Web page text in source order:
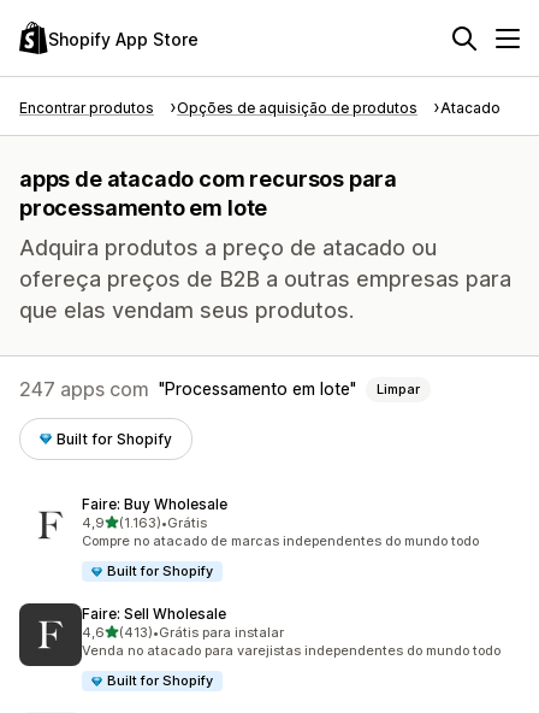
Shopify App Store
Encontrar produtos Opções de aquisição de produtos Atacado
apps de atacado com recursos para
processamento em lote
Adquira produtos a preço de atacado ou
ofereça preços de B2B a outras empresas para
que elas vendam seus produtos.
247 apps com Processamento em lote Limpar
Built for Shopify
Faire: Buy Wholesale
4,9de 5 estrelas
(1.163)
1163 avaliações ao todo
•Grátis
Compre no atacado de marcas independentes do mundo todo
Built for Shopify
Faire: Sell Wholesale
4,6de 5 estrelas
(413)
413 avaliações ao todo
•Grátis para instalar
Venda no atacado para varejistas independentes do mundo todo
Built for Shopify